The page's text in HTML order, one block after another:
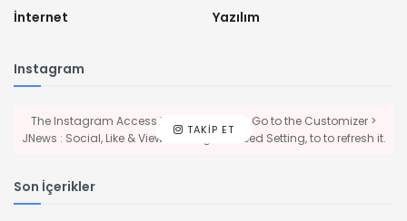
İnternet
Yazılım
Instagram
TAKIP ET
The Instagram Access Token is expired, Go to the Customizer >
JNews : Social, Like & View > Instagram Feed Setting, to to refresh it.
Son İçerikler